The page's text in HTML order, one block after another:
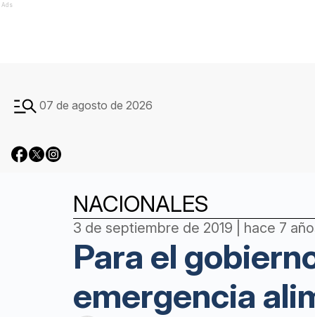
Ads
07 de agosto de 2026
NACIONALES
3 de septiembre de 2019 | hace 7
Para el
emergencia